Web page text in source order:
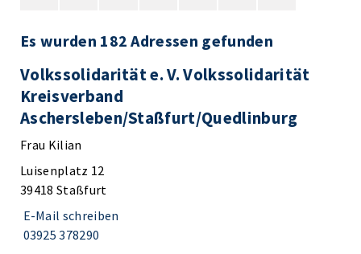
Es wurden 182 Adressen gefunden
Volkssolidarität e. V. Volkssolidarität
Kreisverband
Aschersleben/Staßfurt/Quedlinburg
Frau Kilian
Luisenplatz 12
39418 Staßfurt
E-Mail schreiben
03925 378290